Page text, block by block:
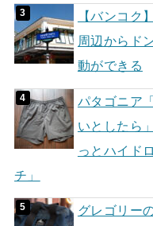
【バンコク
周辺からド
動ができる
パタゴニア
いとしたら
っとハイド
チ」
グレゴリー